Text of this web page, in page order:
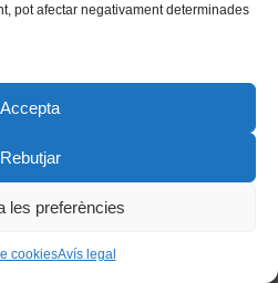
pot afectar negativament determinades
Accepta
Rebutjar
les preferències
cookiesAvís legal